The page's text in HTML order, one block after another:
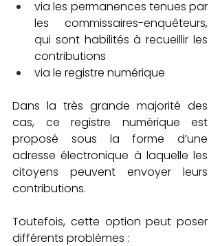
via les permanences tenues par
les commissaires-enquêteurs,
qui sont habilités à recueillir les
contributions
via le registre numérique
Dans la très grande majorité des
cas, ce registre numérique est
proposé sous la forme d’une
adresse électronique à laquelle les
citoyens peuvent envoyer leurs
contributions.
Toutefois, cette option peut poser
différents problèmes :